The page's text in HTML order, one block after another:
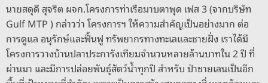
นายสดุดี สุจริต ผจก.โครงการท่าเรือมาบตาพุด เฟส 3 (จากบริษัท
Gulf MTP ) กล่าวว่า โครงการฯ ให้ความสำคัญเป็นอย่างมาก ต่อ
การดูแล อนุรักษ์และฟื้นฟู ทรัพยากรทางทะเลและชายฝั่ง เราได้มี
โครงการวางบ้านปลาประการังเทียมจำนวนหลายล้านบาทใน 2 ปี ที่
ผ่านมา และมีการปล่อยพันธุ์สัตว์น้ำทุกปี สำหรับ ป่าชายเลนเป็นอีก